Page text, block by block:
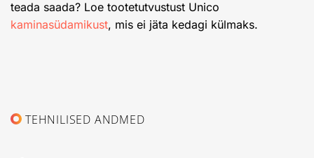
teada saada? Loe tootetutvustust Unico
kaminasüdamikust, mis ei jäta kedagi külmaks.
TEHNILISED ANDMED